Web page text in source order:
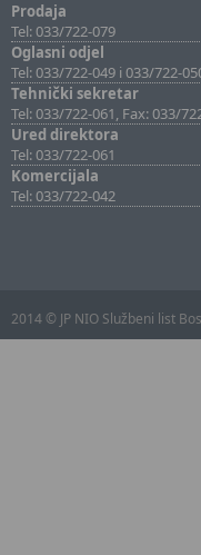
Prodaja
Tel: 033/722-079
Oglasni odjel
Tel: 033/722-049 i 033/722-
Tehnički sekretar
Tel: 033/722-061, Fax: 033/
Ured direktora
Tel: 033/722-061
Komercijala
Tel: 033/722-042
2014 © JP NIO Službeni list